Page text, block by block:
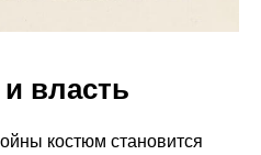
власть
костюм становится